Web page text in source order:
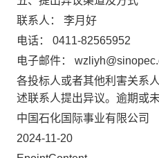
联系人： 李月好
电话： 0411-82565952
电子邮件：
各投标人或者其他利害关系
述联系人提出异议。逾期或
中国石化国际事业有限公司
2024-11-20